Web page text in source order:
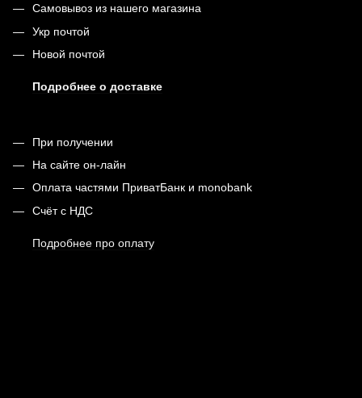
Самовывоз из нашего магазина
Укр почтой
Новой почтой
Подробнее о доставке
При получении
На сайте он-лайн
Оплата частями ПриватБанк и monobank
Счёт с НДС
Подробнее про оплату